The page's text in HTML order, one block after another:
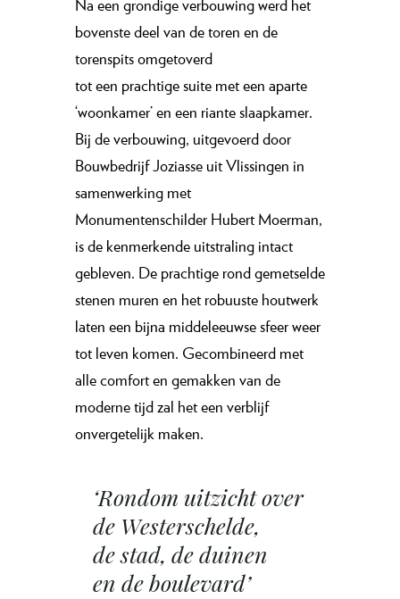
Na een grondige verbouwing werd het
bovenste deel van de toren en de
torenspits omgetoverd
tot een prachtige suite met een aparte
‘woonkamer’ en een riante slaapkamer.
Bij de verbouwing, uitgevoerd door
Bouwbedrijf Joziasse uit Vlissingen in
samenwerking met
Monumentenschilder Hubert Moerman,
is de kenmerkende uitstraling intact
gebleven. De prachtige rond gemetselde
stenen muren en het robuuste houtwerk
laten een bijna middeleeuwse sfeer weer
tot leven komen. Gecombineerd met
alle comfort en gemakken van de
moderne tijd zal het een verblijf
onvergetelijk maken.
‘Rondom uitzicht over
de Westerschelde,
de stad, de duinen
en de boulevard’